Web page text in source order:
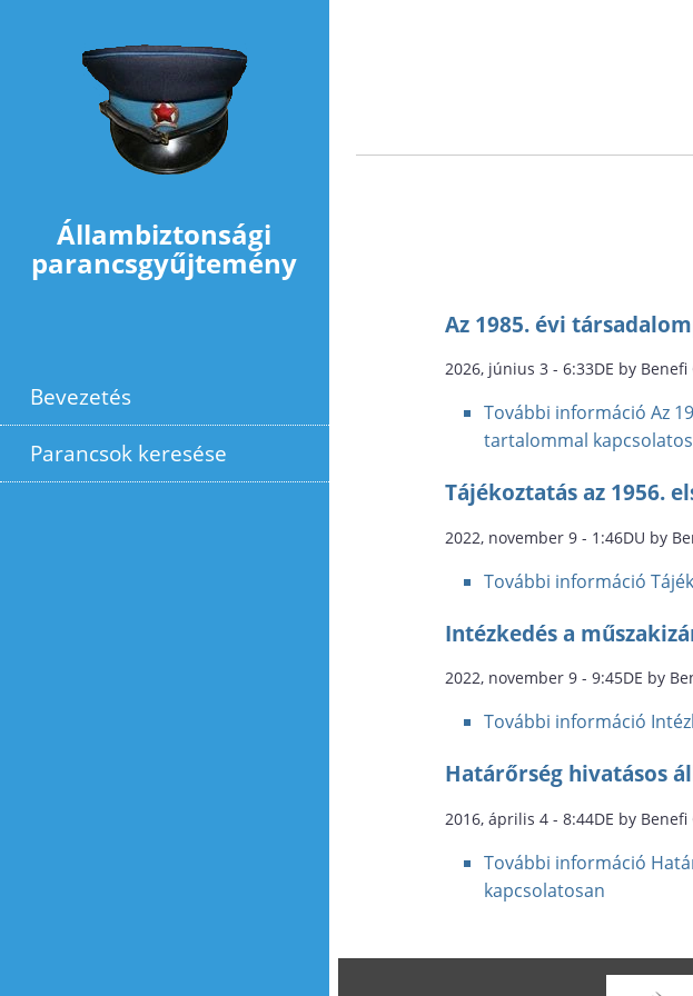
Állambiztonsági
parancsgyűjtemény
Bevezetés
Parancsok keresése
Az 1985. évi
2026, június 3 - 6:33DE by Benefi
További információ Az
tartalommal
Tájékoztatás az 1956.
2022, november 9 - 1:46DU by
További információ
Intézkedés a
2022, november 9 - 9:45DE by
További információ
Határőrség hivatásos
2016, április 4 - 8:44DE by Benefi
További információ
kapcsolatosan